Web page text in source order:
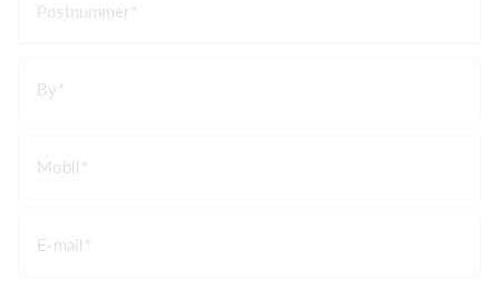
Postnummer
By
Mobil
E-mail